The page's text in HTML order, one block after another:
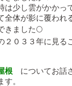
は少し雲がかかっ
全体が影に覆われ
きました🌕
２０３３年に見る
根 についてお話
す。